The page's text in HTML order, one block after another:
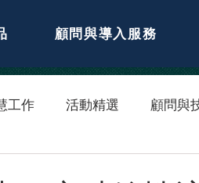
顧問與導入服務
工作 活動精選 顧問與